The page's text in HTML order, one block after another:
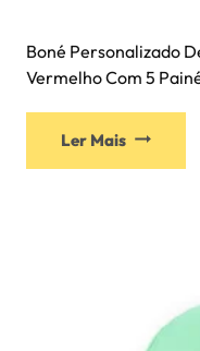
Boné Personalizado
Vermelho Com 5
Ler Mais